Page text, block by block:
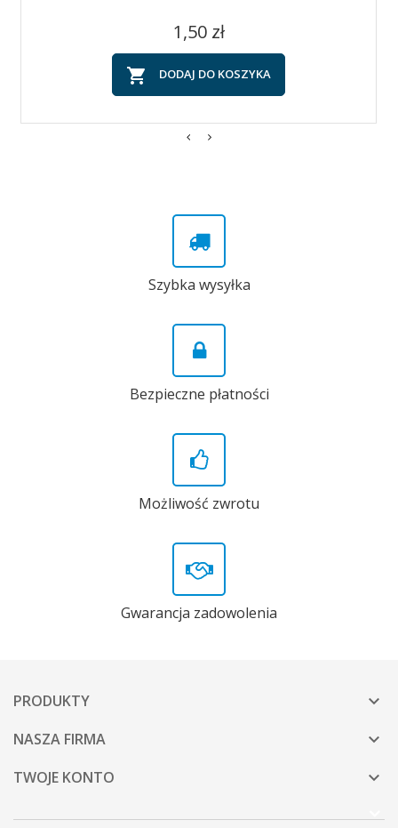
Cena
1,50 zł
 DODAJ DO KOSZYKA
Szybka wysyłka
Bezpieczne płatności
Możliwość zwrotu
Gwarancja zadowolenia
PRODUKTY 
NASZA FIRMA 
TWOJE KONTO 